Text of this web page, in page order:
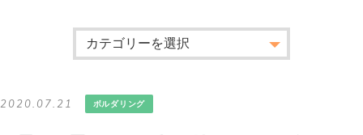
2020.07.21 ボルダリング